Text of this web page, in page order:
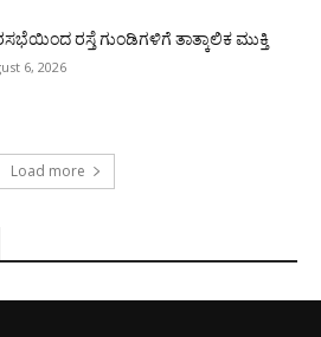
ರಸ್ತೆ ಗುಂಡಿಗಳಿಗೆ ತಾತ್ಕಾಲಿಕ ಮುಕ್ತಿ
6, 2026
Load more